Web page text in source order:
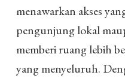
menawarkan akses
pengunjung lokal
memberi ruang lebih
yang menyeluruh.